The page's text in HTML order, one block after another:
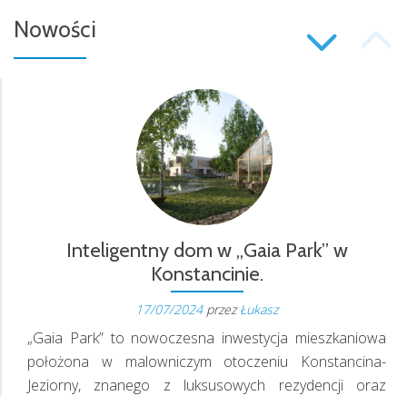
Nowości
Inteligentny dom w „Gaia Park” w
Konstancinie.
17/07/2024 przezŁukasz
„Gaia Park” to nowoczesna inwestycja mieszkaniowa
położona w malowniczym otoczeniu Konstancina-
Jeziorny, znanego z luksusowych rezydencji oraz